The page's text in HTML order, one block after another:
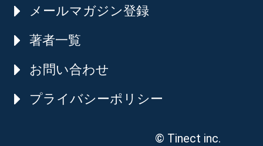
メールマガジン登録
著者一覧
お問い合わせ
プライバシーポリシー
© Tinect inc.